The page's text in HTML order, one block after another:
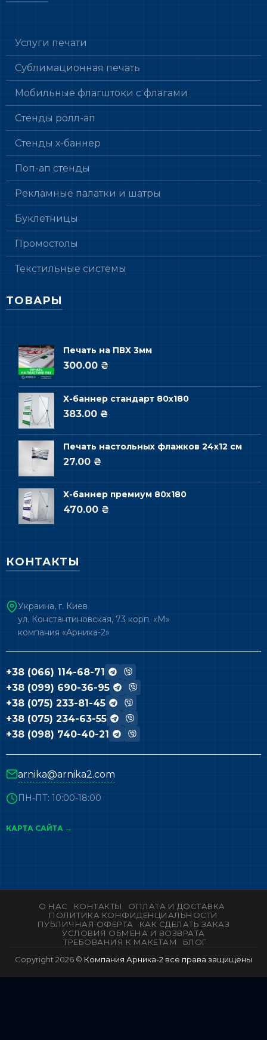
Услуги печати
Сублимационная печать
Мобильные флагштоки с флагами
Стенды ролл-ап
Стенды х-баннер
Поп-ап стенды
Рекламные палатки и шатры
Буклетницы
Промостолы
Текстильные системы
ТОВАРЫ
Печать на ПВХ 3мм
300.00 ₴
Х-баннер стандарт 80х180
383.00 ₴
Печать настольных флажков 24х12 см
27.00 ₴
Х-баннер премиум 80х180
470.00 ₴
КОНТАКТЫ
Украина, г. Киев
ул. Константиновская, 73 корп. «М»
компания «Арника-2»
+38 (066) 114-68-71
+38 (099) 690-36-95
+38 (075) 233-81-45
+38 (075) 234-63-55
+38 (098) 740-40-21
arnika@arnika2.com
ПН-ПТ: 10:00-18:00
КАРТА САЙТА →
О НАС КОНТАКТЫ
ОПЛАТА И ДОСТАВКА
ПОЛИТИКА КОНФИДЕНЦИАЛЬНОСТИ
ПУБЛИЧНАЯ ОФЕРТА
КАК СДЕЛАТЬ ЗАКАЗ
УСЛОВИЯ ОБМЕНА И ВОЗВРАТА
ТРЕБОВАНИЯ К МАКЕТАМ
БЛОГ
Copyright 2026 © Компания Арника-2 все права защищены